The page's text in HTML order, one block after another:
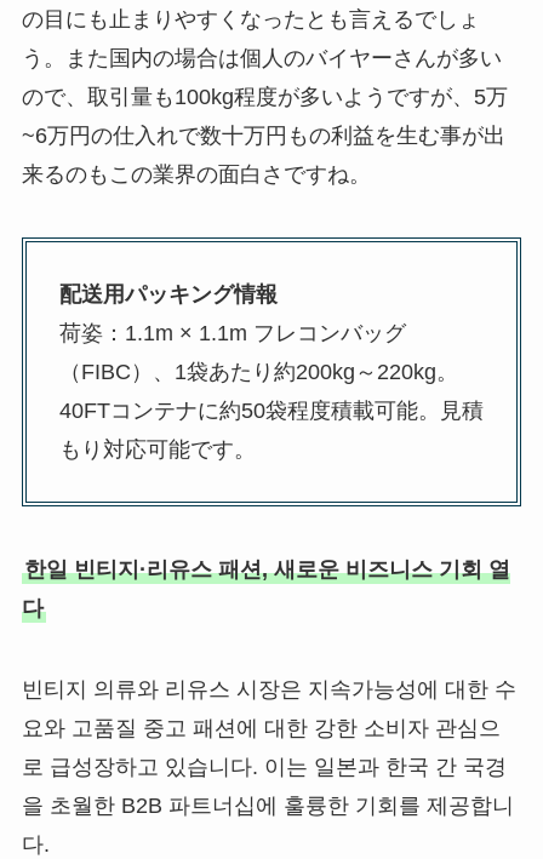
の目にも止まりやすくなったとも言えるでしょ
う。また国内の場合は個人のバイヤーさんが多い
ので、取引量も100kg程度が多いようですが、5万
~6万円の仕入れで数十万円もの利益を生む事が出
来るのもこの業界の面白さですね。
配送用パッキング情報
荷姿：1.1m × 1.1m フレコンバッグ
（FIBC）、1袋あたり約200kg～220kg。
40FTコンテナに約50袋程度積載可能。見積
もり対応可能です。
한일 빈티지·리유스 패션, 새로운 비즈니스 기회 열
다
빈티지 의류와 리유스 시장은 지속가능성에 대한 수
요와 고품질 중고 패션에 대한 강한 소비자 관심으
로 급성장하고 있습니다. 이는 일본과 한국 간 국경
을 초월한 B2B 파트너십에 훌륭한 기회를 제공합니
다.